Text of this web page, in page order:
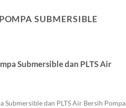
POMPA SUBMERSIBLE
Submersible dan PLTS Air
Submersible dan PLTS Air Bersih Pompa